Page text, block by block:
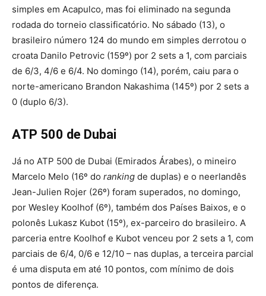
simples em Acapulco, mas foi eliminado na segunda
rodada do torneio classificatório. No sábado (13), o
brasileiro número 124 do mundo em simples derrotou o
croata Danilo Petrovic (159º) por 2 sets a 1, com parciais
de 6/3, 4/6 e 6/4. No domingo (14), porém, caiu para o
norte-americano Brandon Nakashima (145º) por 2 sets a
0 (duplo 6/3).
ATP 500 de Dubai
Já no ATP 500 de Dubai (Emirados Árabes), o mineiro
Marcelo Melo (16º do ranking de duplas) e o neerlandês
Jean-Julien Rojer (26º) foram superados, no domingo,
por Wesley Koolhof (6º), também dos Países Baixos, e o
polonês Lukasz Kubot (15º), ex-parceiro do brasileiro. A
parceria entre Koolhof e Kubot venceu por 2 sets a 1, com
parciais de 6/4, 0/6 e 12/10 – nas duplas, a terceira parcial
é uma disputa em até 10 pontos, com mínimo de dois
pontos de diferença.